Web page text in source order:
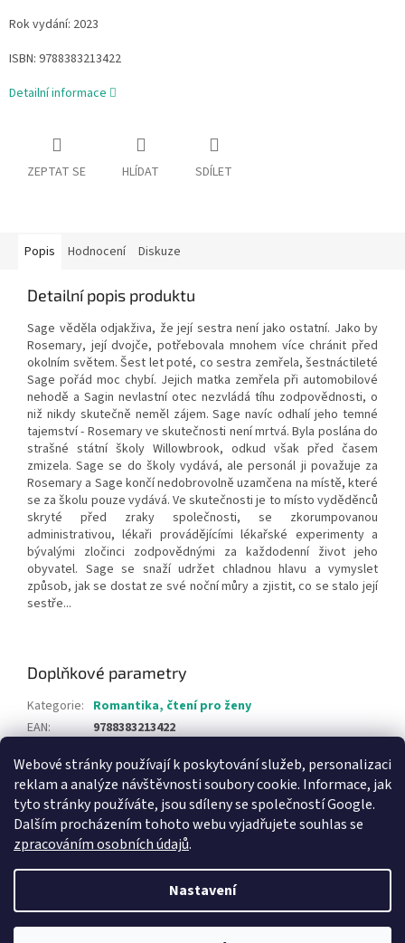
Webové stránky používají k poskytování služeb, personalizaci
reklam a analýze návštěvnosti soubory cookie. Informace, jak
tyto stránky používáte, jsou sdíleny se společností Google.
Dalším procházením tohoto webu vyjadřujete souhlas se
zpracováním osobních údajů.
Nastavení
Rok vydání: 2023
ISBN: 9788383213422
Detailní informace
ZEPTAT SE HLÍDAT SDÍLET
Popis Hodnocení Diskuze
Detailní popis produktu
Sage věděla odjakživa, že její sestra není jako ostatní. Jako by
Rosemary, její dvojče, potřebovala mnohem více chránit před
okolním světem. Šest let poté, co sestra zemřela, šestnáctileté
Sage pořád moc chybí. Jejich matka zemřela při automobilové
nehodě a Sagin nevlastní otec nezvládá tíhu zodpovědnosti, o
niž nikdy skutečně neměl zájem. Sage navíc odhalí jeho temné
tajemství - Rosemary ve skutečnosti není mrtvá. Byla poslána do
strašné státní školy Willowbrook, odkud však před časem
zmizela. Sage se do školy vydává, ale personál ji považuje za
Rosemary a Sage končí nedobrovolně uzamčena na místě, které
se za školu pouze vydává. Ve skutečnosti je to místo vyděděnců
skryté před zraky společnosti, se zkorumpovanou
administrativou, lékaři provádějícími lékařské experimenty a
bývalými zločinci zodpovědnými za každodenní život jeho
obyvatel. Sage se snaží udržet chladnou hlavu a vymyslet
způsob, jak se dostat ze své noční můry a zjistit, co se stalo její
sestře...
Doplňkové parametry
Kategorie: Romantika, čtení pro ženy
EAN: 9788383213422
Knihy pro děti
Vytvořil Shoptet